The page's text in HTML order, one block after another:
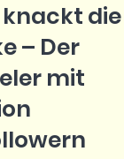
die
– Der
mit